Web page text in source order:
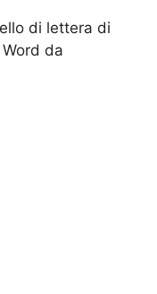
di lettera di
da